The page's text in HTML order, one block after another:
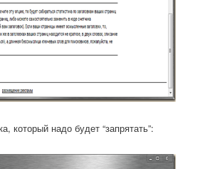
который надо будет “запрятать”: